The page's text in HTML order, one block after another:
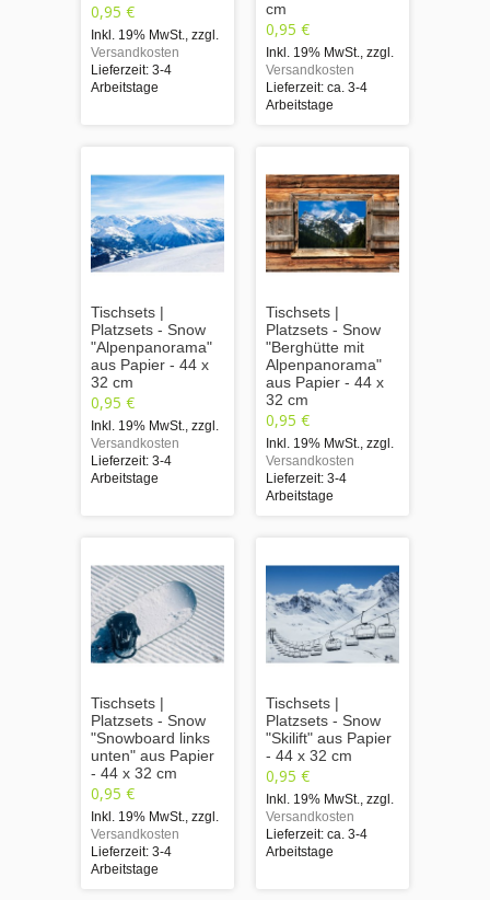
0,95 €
Inkl. 19% MwSt. zzgl.
Versandkosten
Lieferzeit: 3-4
Arbeitstage
cm
0,95 €
Inkl. 19% MwSt. zzgl.
Versandkosten
Lieferzeit: ca. 3-4
Arbeitstage
Tischsets |
Platzsets - Snow
"Alpenpanorama"
aus Papier - 44 x
32 cm
0,95 €
Inkl. 19% MwSt. zzgl.
Versandkosten
Lieferzeit: 3-4
Arbeitstage
Tischsets |
Platzsets - Snow
"Berghütte mit
Alpenpanorama"
aus Papier - 44 x
32 cm
0,95 €
Inkl. 19% MwSt. zzgl.
Versandkosten
Lieferzeit: 3-4
Arbeitstage
Tischsets |
Platzsets - Snow
"Snowboard links
unten" aus Papier
- 44 x 32 cm
0,95 €
Inkl. 19% MwSt. zzgl.
Versandkosten
Lieferzeit: 3-4
Arbeitstage
Tischsets |
Platzsets - Snow
"Skilift" aus Papier
- 44 x 32 cm
0,95 €
Inkl. 19% MwSt. zzgl.
Versandkosten
Lieferzeit: ca. 3-4
Arbeitstage